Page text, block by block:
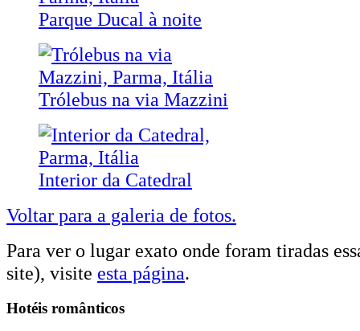
Parque Ducal à noite
Trólebus na via Mazzini
Interior da Catedral
Voltar para a galeria de fotos.
Para ver o lugar exato onde foram tiradas
site), visite esta página.
Hotéis românticos